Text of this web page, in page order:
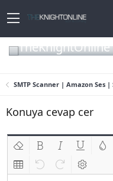
Konuya cevap cer
Biçimlendirmeyi kaldır
Kalın Yatık Altını çiz